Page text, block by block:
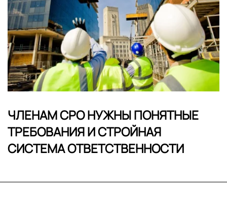
ЧЛЕНАМ СРО НУЖНЫ ПОНЯТНЫЕ
ТРЕБОВАНИЯ И СТРОЙНАЯ
СИСТЕМА ОТВЕТСТВЕННОСТИ